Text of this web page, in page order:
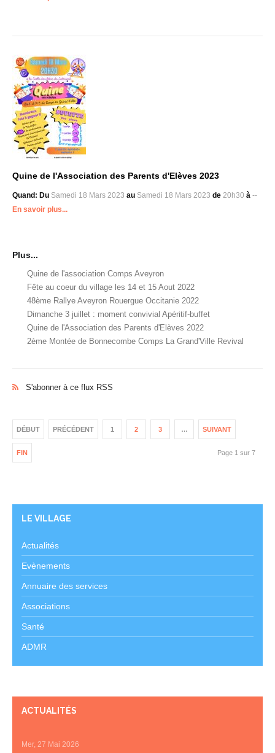
Quine de l'Association des Parents d'Elèves 2023
Quand: Du Samedi 18 Mars 2023 au Samedi 18 Mars 2023 de 20h30 à --
En savoir plus...
Plus...
Quine de l'association Comps Aveyron
Fête au coeur du village les 14 et 15 Aout 2022
48ème Rallye Aveyron Rouergue Occitanie 2022
Dimanche 3 juillet : moment convivial Apéritif-buffet
Quine de l'Association des Parents d'Elèves 2022
2ème Montée de Bonnecombe Comps La Grand'Ville Revival
S'abonner à ce flux RSS
DÉBUT PRÉCÉDENT 1 2 3 … SUIVANT
FIN Page 1 sur 7
LE VILLAGE
Actualités
Evènements
Annuaire des services
Associations
Santé
ADMR
ACTUALITÉS
Mer, 27 Mai 2026